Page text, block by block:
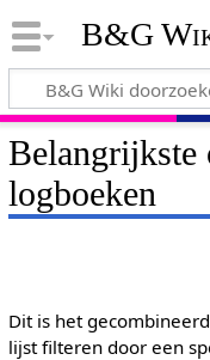
B&G
Belangrijkste
logboeken
Dit is het
lijst filteren door een